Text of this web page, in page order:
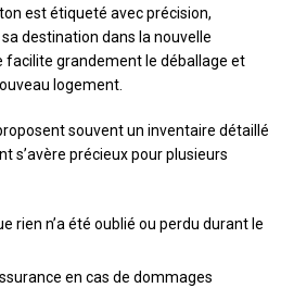
est étiqueté avec précision,
destination dans la nouvelle
facilite grandement le déballage et
logement.
souvent un inventaire détaillé
s’avère précieux pour plusieurs
rien n’a été oublié ou perdu durant le
en cas de dommages